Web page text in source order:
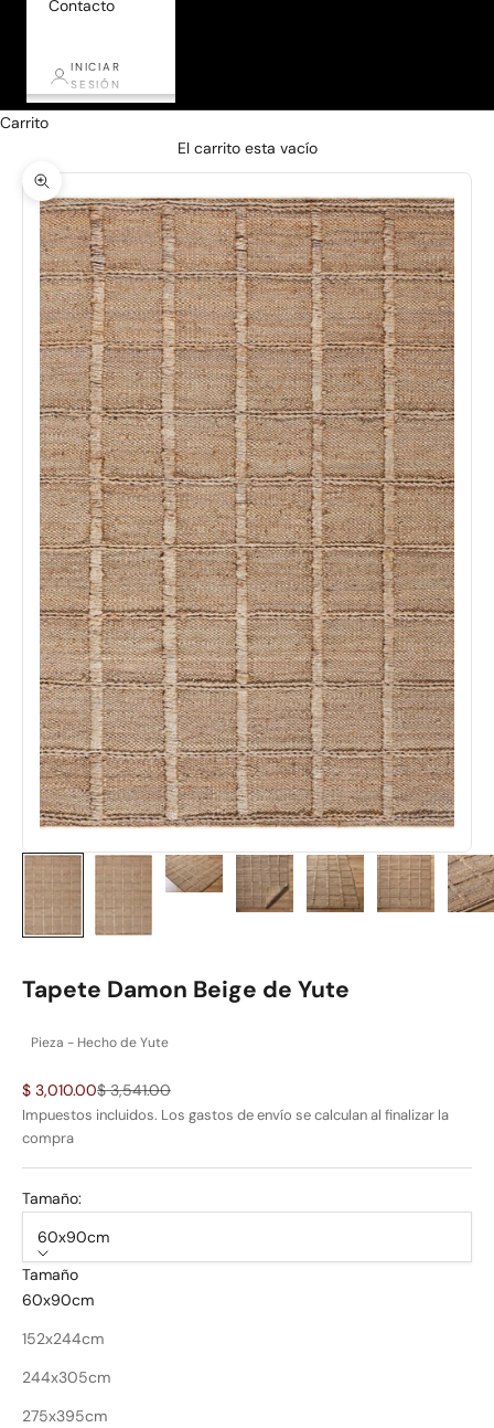
Contacto
INICIAR
SESIÓN
Carrito
El carrito esta vacío
Zoom
Tapete Damon Beige de Yute
Pieza - Hecho de Yute
Precio de oferta
$ 3,010.00Precio normal
$ 3,541.00
Impuestos incluidos. Los gastos de envío se calculan al finalizar la
compra
Tamaño:
60x90cm
Tamaño
60x90cm
152x244cm
244x305cm
275x395cm